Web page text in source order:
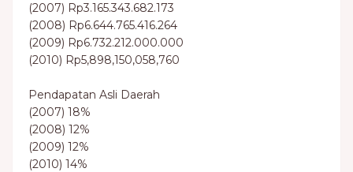
(2007) Rp3.165.343.682.173
(2008) Rp6.644.765.416.264
(2009) Rp6.732.212.000.000
(2010) Rp5,898,150,058,760
Pendapatan Asli Daerah
(2007) 18%
(2008) 12%
(2009) 12%
(2010) 14%